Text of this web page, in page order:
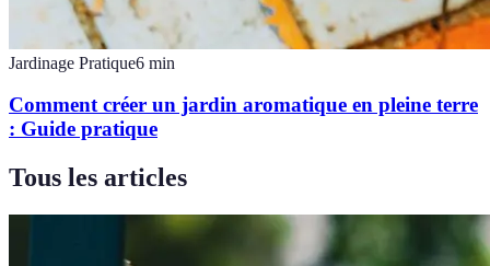
Jardinage Pratique6 min
Comment créer un jardin aromatique en pleine terre
: Guide pratique
Tous les articles